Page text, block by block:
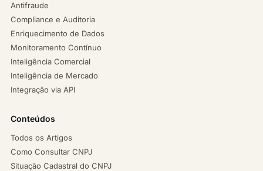
Antifraude
Compliance e Auditoria
Enriquecimento de Dados
Monitoramento Contínuo
Inteligência Comercial
Inteligência de Mercado
Integração via API
Conteúdos
Todos os Artigos
Como Consultar CNPJ
Situação Cadastral do CNPJ